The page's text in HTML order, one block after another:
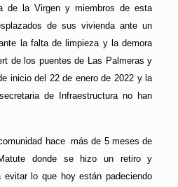
de la Virgen y miembros de esta
de sus vivienda ante un
la falta de limpieza y la demora
de los puentes de Las Palmeras y
inicio del 22 de enero de 2022 y la
de Infraestructura no han
hace más de 5 meses de
donde se hizo un retiro y
evitar lo que hoy están padeciendo